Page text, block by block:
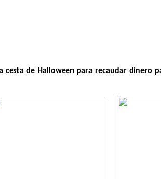
de Halloween para recaudar dinero